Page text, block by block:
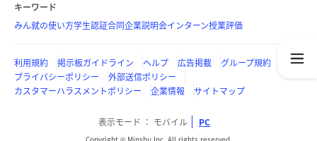
キーワード
みん就の使い方学生認証合同企業説明会インターン授業評価
利用規約 掲示板ガイドライン ヘルプ 広告掲載
グループ規約
プライバシーポリシー
外部送信ポリシー
カスタマーハラスメントポリシー
企業情報 サイトマップ
表示モード モバイル PC